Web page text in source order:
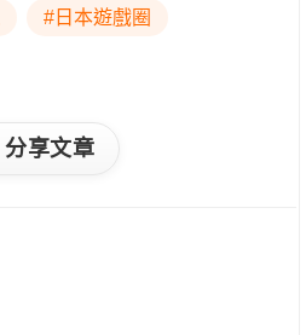
#日本遊戲圈
分享文章